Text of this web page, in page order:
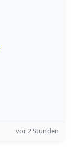
vor 2 Stunden